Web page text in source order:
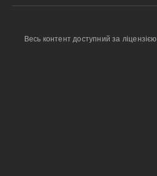
Весь контент доступний за ліцензією